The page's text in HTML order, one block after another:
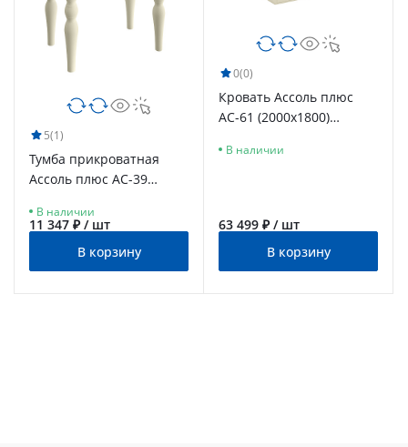
5(1)
Тумба прикроватная
Ассоль плюс АС-39
В наличии
11 347 ₽ / шт
В корзину
0(0)
Кровать Ассоль плюс
АС-61 (2000х1800)
В наличии
63 499 ₽ / шт
В корзину